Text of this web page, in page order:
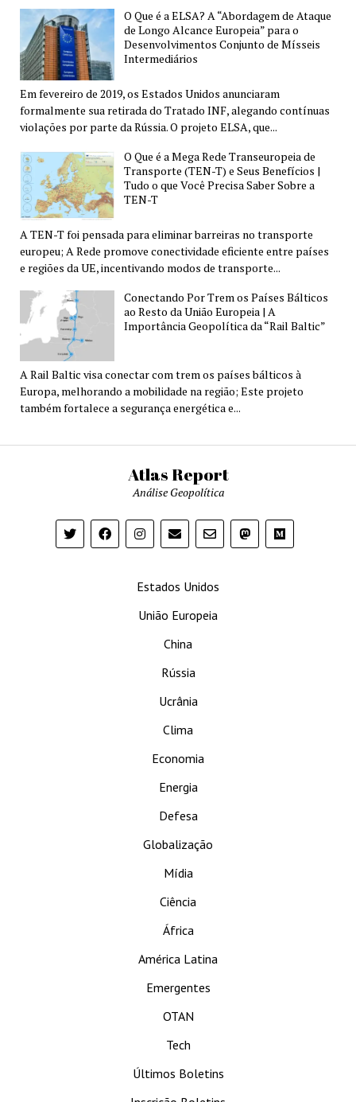
O Que é a ELSA? A “Abordagem de Ataque
de Longo Alcance Europeia” para o
Desenvolvimentos Conjunto de Mísseis
Intermediários
Em fevereiro de 2019, os Estados Unidos anunciaram
formalmente sua retirada do Tratado INF, alegando contínuas
violações por parte da Rússia. O projeto ELSA, que...
O Que é a Mega Rede Transeuropeia de
Transporte (TEN-T) e Seus Benefícios |
Tudo o que Você Precisa Saber Sobre a
TEN-T
A TEN-T foi pensada para eliminar barreiras no transporte
europeu; A Rede promove conectividade eficiente entre países
e regiões da UE, incentivando modos de transporte...
Conectando Por Trem os Países Bálticos
ao Resto da União Europeia | A
Importância Geopolítica da “Rail Baltic”
A Rail Baltic visa conectar com trem os países bálticos à
Europa, melhorando a mobilidade na região; Este projeto
também fortalece a segurança energética e...
Atlas Report
Análise Geopolítica
Estados Unidos
União Europeia
China
Rússia
Ucrânia
Clima
Economia
Energia
Defesa
Globalização
Mídia
Ciência
África
América Latina
Emergentes
OTAN
Tech
Últimos Boletins